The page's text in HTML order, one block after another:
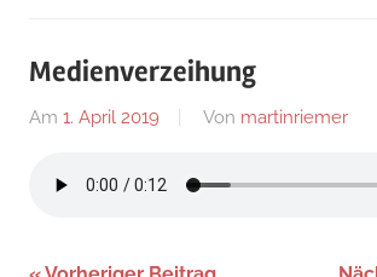
Blog
Medienverzeihung
Am 1. April 2019 Von martinriemer